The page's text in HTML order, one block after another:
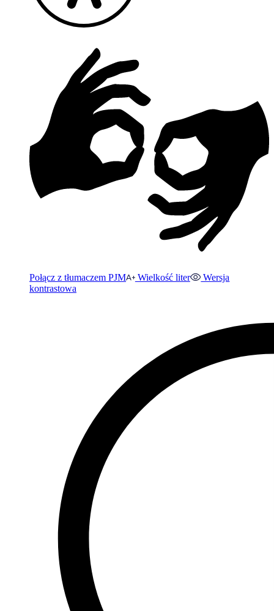
Połącz z tłumaczem PJM Wielkość liter
Wersja
kontrastowa